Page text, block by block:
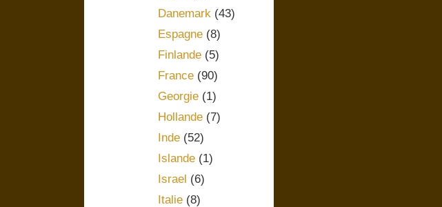
Danemark (43)
Espagne(8)
Finlande(5)
France(90)
Georgie(1)
Hollande(7)
Inde(52)
Islande(1)
Israel (6)
Italie(8)